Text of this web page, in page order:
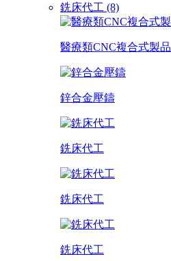
銑床代工 (8)
醫療類CNC複合式製品
鋅合金壓鑄
銑床代工
銑床代工
銑床代工